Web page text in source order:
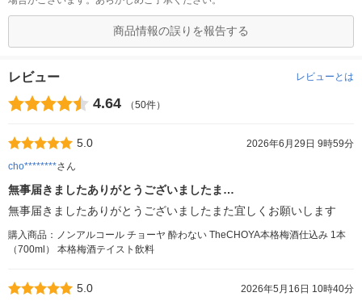
商品情報の誤りを報告する
レビュー レビューとは
4.64 （50件）
5.0
2026年6月29日 9時59分
cho********さん
無事届きましたありがとうございましたま…
無事届きましたありがとうございましたまた宜しくお願いします
購入商品：ノンアルコール チョーヤ 酔わない TheCHOYA本格梅酒仕込み 1本
（700ml） 本格梅酒テイスト飲料
5.0
2026年5月16日 10時40分